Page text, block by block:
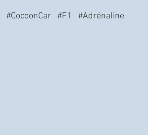
#CocoonCar #F1
#Adrénaline